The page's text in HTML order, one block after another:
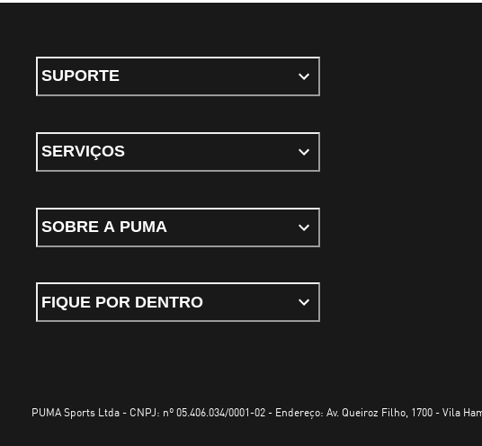
SUPORTE
SERVIÇOS
SOBRE A PUMA
FIQUE POR DENTRO
PUMA Sports Ltda - CNPJ: nº 05.406.034/0001-02 - Endereço: Av. Queiroz Filho, 1700 - Vila